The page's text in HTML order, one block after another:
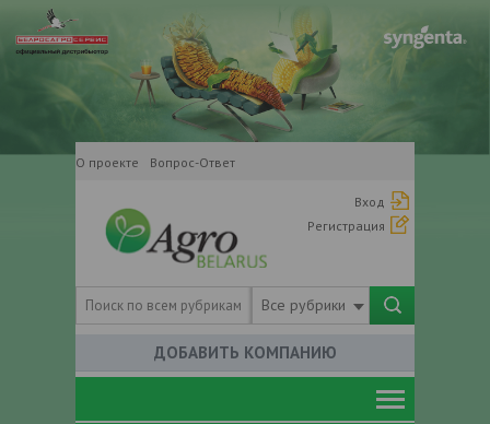
О проекте Вопрос-Ответ
Вход
Регистрация
Все рубрики
ДОБАВИТЬ КОМПАНИЮ